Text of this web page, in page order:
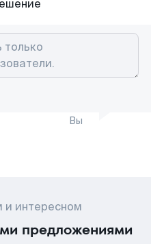
Вы
и интересном
предложениями